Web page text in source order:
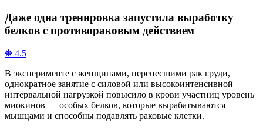
Даже одна тренировка запустила выработку
белков с противораковым действием
❋ 4.5
В эксперименте с женщинами, перенесшими рак груди,
однократное занятие с силовой или высокоинтенсивной
интервальной нагрузкой повысило в крови участниц уровень
миокинов — особых белков, которые вырабатываются
мышцами и способны подавлять раковые клетки.